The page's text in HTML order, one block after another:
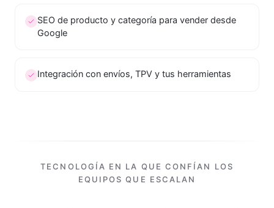
SEO de producto y categoría para vender desde
Google
Integración con envíos, TPV y tus herramientas
TECNOLOGÍA EN LA QUE CONFÍAN LOS
EQUIPOS QUE ESCALAN